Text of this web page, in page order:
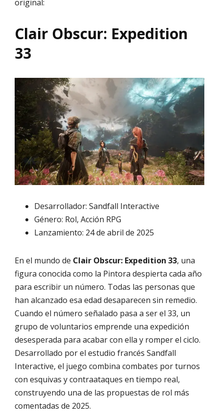
original:
Clair Obscur: Expedition
33
Desarrollador: Sandfall Interactive
Género: Rol, Acción RPG
Lanzamiento: 24 de abril de 2025
En el mundo de Clair Obscur: Expedition 33, una
figura conocida como la Pintora despierta cada año
para escribir un número. Todas las personas que
han alcanzado esa edad desaparecen sin remedio.
Cuando el número señalado pasa a ser el 33, un
grupo de voluntarios emprende una expedición
desesperada para acabar con ella y romper el ciclo.
Desarrollado por el estudio francés Sandfall
Interactive, el juego combina combates por turnos
con esquivas y contraataques en tiempo real,
construyendo una de las propuestas de rol más
comentadas de 2025.